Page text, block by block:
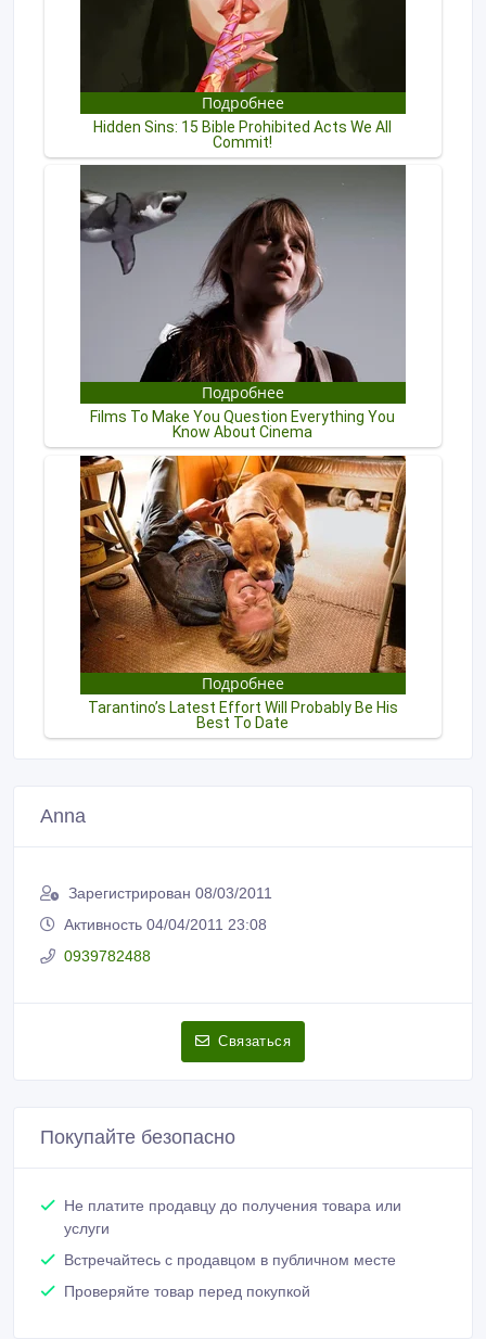
Anna
Зарегистрирован 08/03/2011
Активность 04/04/2011 23:08
0939782488
Связаться
Покупайте безопасно
Не платите продавцу до получения товара или
услуги
Встречайтесь с продавцом в публичном месте
Проверяйте товар перед покупкой